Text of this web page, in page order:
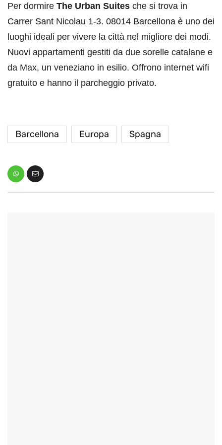
Per dormire The Urban Suites che si trova in
Carrer Sant Nicolau 1-3. 08014 Barcellona è uno dei
luoghi ideali per vivere la città nel migliore dei modi.
Nuovi appartamenti gestiti da due sorelle catalane e
da Max, un veneziano in esilio. Offrono internet wifi
gratuito e hanno il parcheggio privato.
Barcellona Europa Spagna